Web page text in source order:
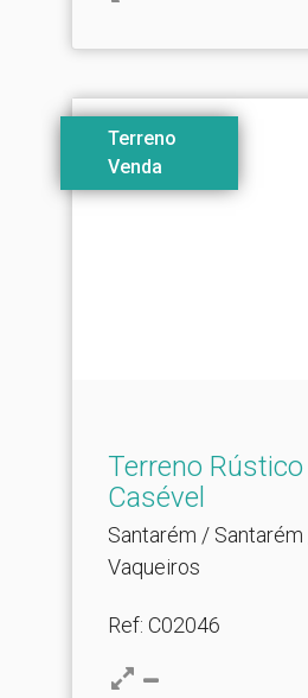
Terreno
Venda
Terreno
Casével
Santarém /
Vaqueiros
Ref: C02046